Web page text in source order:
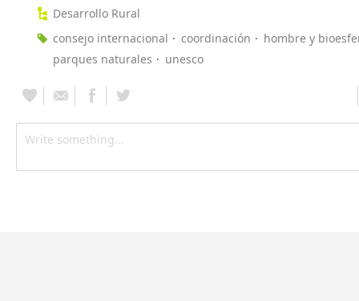
Desarrollo Rural
consejo internacional
coordinación
hombre y
parques naturales
unesco